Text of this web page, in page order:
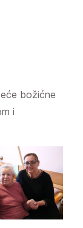
božićne
i